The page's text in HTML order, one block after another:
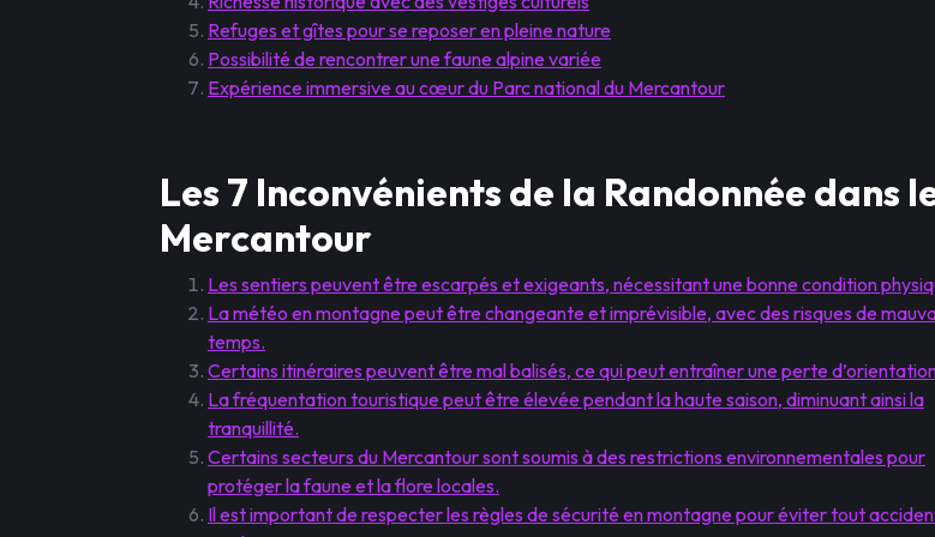
Refuges et gîtes pour se reposer en pleine nature
Possibilité de rencontrer une faune alpine variée
Expérience immersive au cœur du Parc national du Mercantour
Les 7 Inconvénients de la Randonnée dans
Mercantour
Les sentiers peuvent être escarpés et exigeants, nécessitant une bonne condition
La météo en montagne peut être changeante et imprévisible, avec des risques de
temps.
Certains itinéraires peuvent être mal balisés, ce qui peut entraîner une perte
La fréquentation touristique peut être élevée pendant la haute saison, diminuant ainsi la
tranquillité.
Certains secteurs du Mercantour sont soumis à des restrictions environnementales pour
protéger la faune et la flore locales.
Il est important de respecter les règles de sécurité en montagne pour éviter tout